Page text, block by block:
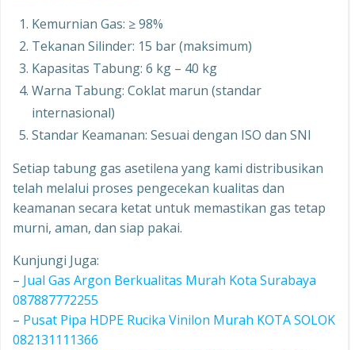
Kemurnian Gas: ≥ 98%
Tekanan Silinder: 15 bar (maksimum)
Kapasitas Tabung: 6 kg – 40 kg
Warna Tabung: Coklat marun (standar
internasional)
Standar Keamanan: Sesuai dengan ISO dan SNI
Setiap tabung gas asetilena yang kami distribusikan
telah melalui proses pengecekan kualitas dan
keamanan secara ketat untuk memastikan gas tetap
murni, aman, dan siap pakai.
Kunjungi Juga:
– Jual Gas Argon Berkualitas Murah Kota Surabaya
087887772255
– Pusat Pipa HDPE Rucika Vinilon Murah KOTA SOLOK
082131111366